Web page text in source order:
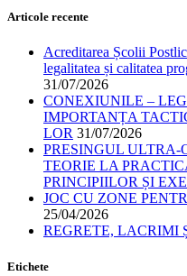
Articole recente
Acreditarea Școlii
legalitatea și calitatea
31/07/2026
CONEXIUNILE –
IMPORTANȚA
LOR 31/07/2026
PRESINGUL ULTRA-
TEORIE LA
PRINCIPIILOR ȘI
JOC CU ZONE
25/04/2026
REGRETE, LACRIMI
Etichete